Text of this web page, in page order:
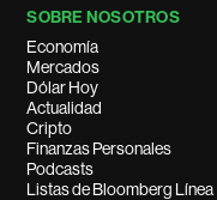
SOBRE NOSOTROS
Economía
Mercados
Dólar Hoy
Actualidad
Cripto
Finanzas Personales
Podcasts
Listas de Bloomberg Línea